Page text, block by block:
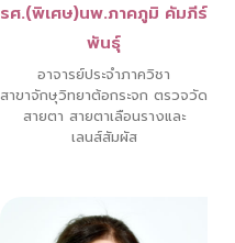
รศ.(พิเศษ)นพ.ภาคภูมิ คัมภีร์
พันธุ์
อาจารย์ประจำภาควิชา
สาขาจักษุวิทยาต้อกระจก ตรวจวัด
สายตา สายตาเลือนรางและ
เลนส์สัมผัส